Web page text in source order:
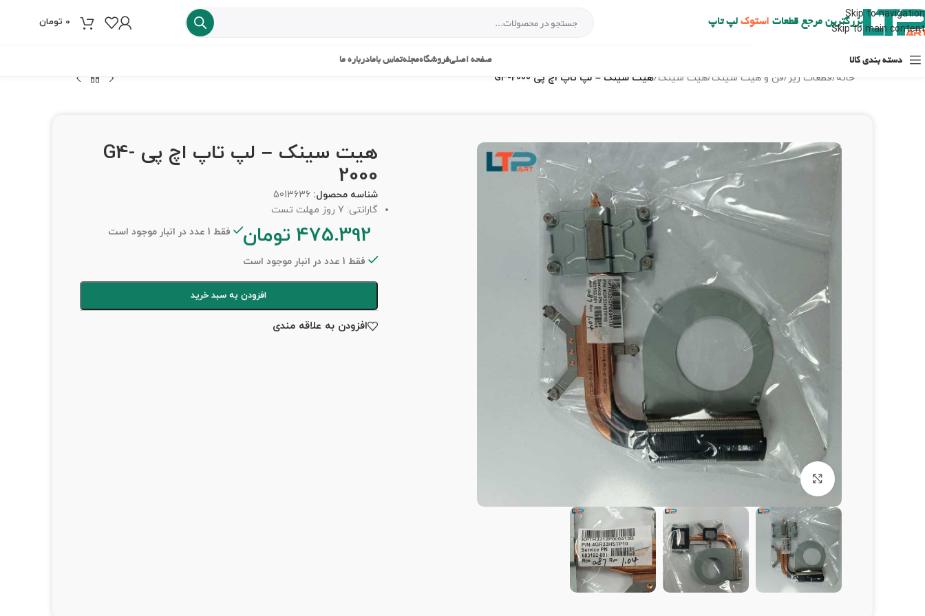
Skip to navigation
Skip to main content
بزرگترین مرجع قطعات استوک لپ تاپ 0 تومان
دسته بندی کالا صفحه اصلیفروشگاهمجلهتماس بامادرباره ما
خانه /قطعات ریز /فن و هیت سینک/هیت سینک/هیت سینک – لپ تاپ اچ پی G4-2000
برای بزرگنمایی کلیک کنید
هیت سینک – لپ تاپ اچ پی G4-
2000
شناسه محصول:5013636
گارانتی: 7 روز مهلت تست
475.392 تومان فقط 1 عدد در انبار موجود است
فقط 1 عدد در انبار موجود است
افزودن به سبد خرید
افزودن به علاقه مندی